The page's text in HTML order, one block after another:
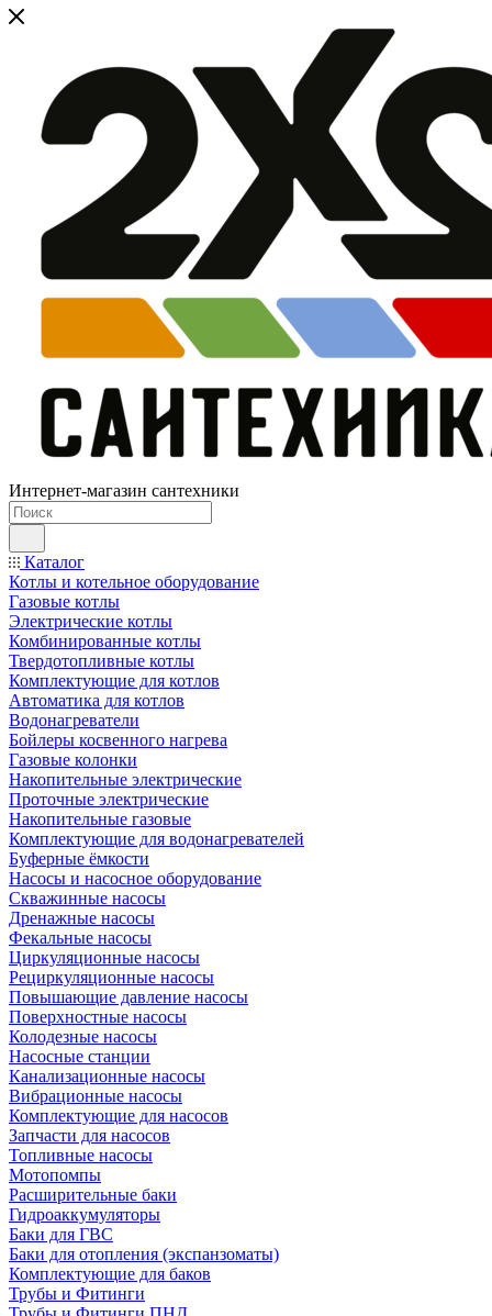
Интернет-магазин сантехники
Каталог
Котлы и котельное оборудование
Газовые котлы
Электрические котлы
Комбинированные котлы
Твердотопливные котлы
Комплектующие для котлов
Автоматика для котлов
Водонагреватели
Бойлеры косвенного нагрева
Газовые колонки
Накопительные электрические
Проточные электрические
Накопительные газовые
Комплектующие для водонагревателей
Буферные ёмкости
Насосы и насосное оборудование
Скважинные насосы
Дренажные насосы
Фекальные насосы
Циркуляционные насосы
Рециркуляционные насосы
Повышающие давление насосы
Поверхностные насосы
Колодезные насосы
Насосные станции
Канализационные насосы
Вибрационные насосы
Комплектующие для насосов
Запчасти для насосов
Топливные насосы
Мотопомпы
Расширительные баки
Гидроаккумуляторы
Баки для ГВС
Баки для отопления (экспанзоматы)
Комплектующие для баков
Трубы и Фитинги